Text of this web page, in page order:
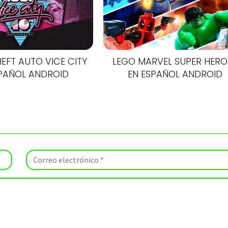
AUTO VICE CITY
ANDROID
LEGO MARVEL SUPER
EN ESPAÑOL ANDROID